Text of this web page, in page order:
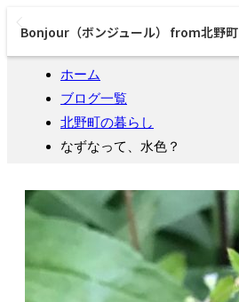
Bonjour（ボンジュール） from北野町
ホーム
ブログ一覧
北野町の暮らし
なずなって、水色？